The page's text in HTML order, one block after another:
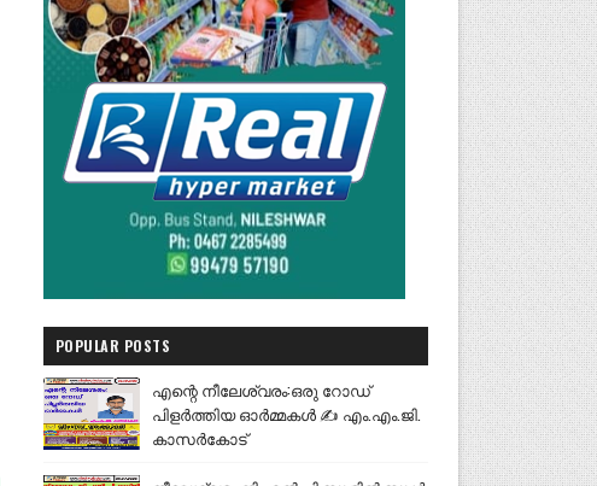
POPULAR POSTS
എന്റെ നീലേശ്വരം:ഒരു റോഡ്
പിളർത്തിയ ഓർമ്മകൾ ✍️ എം.എം.ജി.
കാസർകോട്